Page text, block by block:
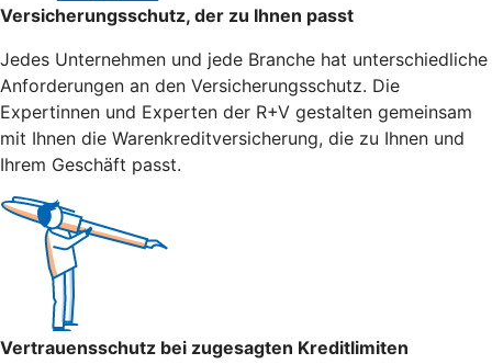
Versicherungsschutz, der zu Ihnen passt
Jedes Unternehmen und jede Branche hat unterschiedliche
Anforderungen an den Versicherungsschutz. Die
Expertinnen und Experten der R+V gestalten gemeinsam
mit Ihnen die Warenkreditversicherung, die zu Ihnen und
Ihrem Geschäft passt.
Vertrauensschutz bei zugesagten Kreditlimiten